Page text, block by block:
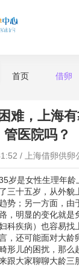
首页 借卵
难，上海
管医院吗？
/ 上海借卵供卵
岁是女性生理年
三十五岁，从外貌
势；另一方面，由
，明显的变化就是
科疾病）也容易找
，还可能面对大龄
形儿的困扰，那么
跟大家聊聊大龄三